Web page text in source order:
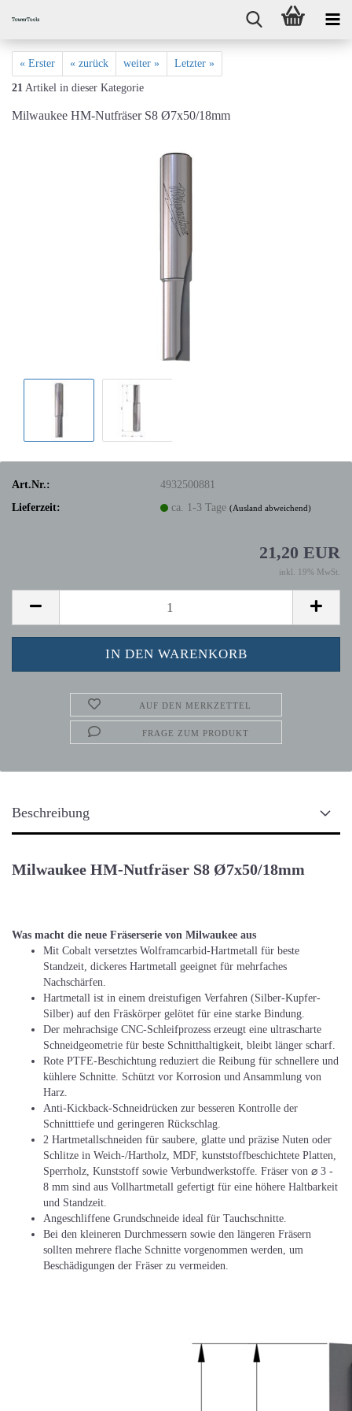
« Erster « zurück weiter » Letzter »
21 Artikel in dieser Kategorie
Milwaukee HM-Nutfräser S8 Ø7x50/18mm
Art.Nr.:
4932500881
Lieferzeit:
ca. 1-3 Tage(Ausland abweichend)
21,20 EUR
inkl. 19% MwSt.
AUF DEN MERKZETTEL
FRAGE ZUM PRODUKT
Beschreibung
Milwaukee HM-Nutfräser S8 Ø7x50/18mm
Was macht die neue Fräserserie von Milwaukee aus
Mit Cobalt versetztes Wolframcarbid-Hartmetall für beste
Standzeit, dickeres Hartmetall geeignet für mehrfaches
Nachschärfen.
Hartmetall ist in einem dreistufigen Verfahren (Silber-Kupfer-
Silber) auf den Fräskörper gelötet für eine starke Bindung.
Der mehrachsige CNC-Schleifprozess erzeugt eine ultrascharte
Schneidgeometrie für beste Schnitthaltigkeit, bleibt länger scharf.
Rote PTFE-Beschichtung reduziert die Reibung für schnellere und
kühlere Schnitte. Schützt vor Korrosion und Ansammlung von
Harz.
Anti-Kickback-Schneidrücken zur besseren Kontrolle der
Schnitttiefe und geringeren Rückschlag.
2 Hartmetallschneiden für saubere, glatte und präzise Nuten oder
Schlitze in Weich-/Hartholz, MDF, kunststoffbeschichtete Platten,
Sperrholz, Kunststoff sowie Verbundwerkstoffe. Fräser von ⌀ 3 -
8 mm sind aus Vollhartmetall gefertigt für eine höhere Haltbarkeit
und Standzeit.
Angeschliffene Grundschneide ideal für Tauchschnitte.
Bei den kleineren Durchmessern sowie den längeren Fräsern
sollten mehrere flache Schnitte vorgenommen werden, um
Beschädigungen der Fräser zu vermeiden.